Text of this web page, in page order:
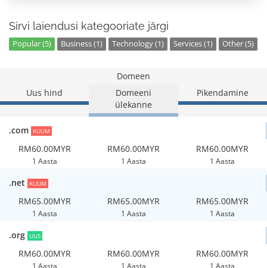
Sirvi laiendusi kategooriate järgi
Popular (5) Business (1) Technology (1) Services (1) Other (5)
Domeen
Uus hind
Domeeni
ülekanne
Pikendamine
.com KUUM
RM60.00MYR
1 Aasta
RM60.00MYR
1 Aasta
RM60.00MYR
1 Aasta
.net KUUM
RM65.00MYR
1 Aasta
RM65.00MYR
1 Aasta
RM65.00MYR
1 Aasta
.org UUS
RM60.00MYR
1 Aasta
RM60.00MYR
1 Aasta
RM60.00MYR
1 Aasta